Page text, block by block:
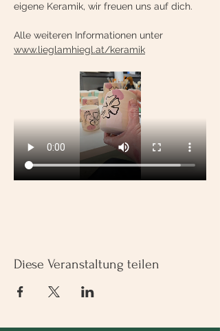
eigene Keramik, wir freuen uns auf dich.
Alle weiteren Informationen unter
www.lieglamhiegl.at/keramik
Diese Veranstaltung teilen